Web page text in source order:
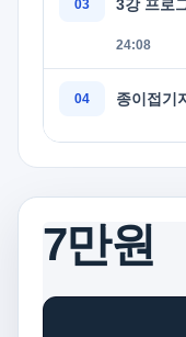
3강 프로
24:08
종이접기
7만원